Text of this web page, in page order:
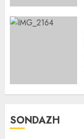
SONDAZH